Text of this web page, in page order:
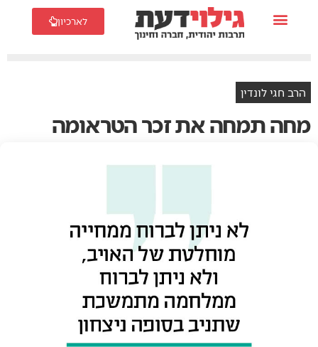
לארכיון
הרב חגי לונדין
מחה תמחה את זכר הטראומה